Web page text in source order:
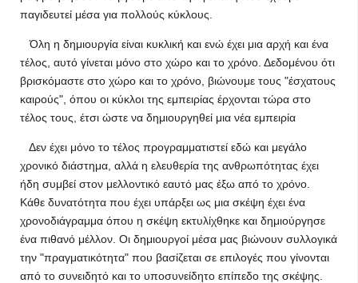
παγιδευτεί μέσα για πολλούς κύκλους.
Όλη η δημιουργία είναι κυκλική και ενώ έχει μια αρχή και ένα
τέλος, αυτό γίνεται μόνο στο χώρο και το χρόνο. Δεδομένου ότι
βρισκόμαστε στο χώρο και το χρόνο, βιώνουμε τους "έσχατους
καιρούς", όπου οι κύκλοι της εμπειρίας έρχονται τώρα στο
τέλος τους, έτσι ώστε να δημιουργηθεί μια νέα εμπειρία
Δεν έχει μόνο το τέλος προγραμματιστεί εδώ και μεγάλο
χρονικό διάστημα, αλλά η ελευθερία της ανθρωπότητας έχει
ήδη συμβεί στον μελλοντικό εαυτό μας έξω από το χρόνο.
Κάθε δυνατότητα που έχει υπάρξει ως μια σκέψη έχει ένα
χρονοδιάγραμμα όπου η σκέψη εκτυλίχθηκε και δημιούργησε
ένα πιθανό μέλλον. Οι δημιουργοί μέσα μας βιώνουν συλλογικά
την "πραγματικότητα" που βασίζεται σε επιλογές που γίνονται
από το συνειδητό και το υποσυνείδητο επίπεδο της σκέψης.